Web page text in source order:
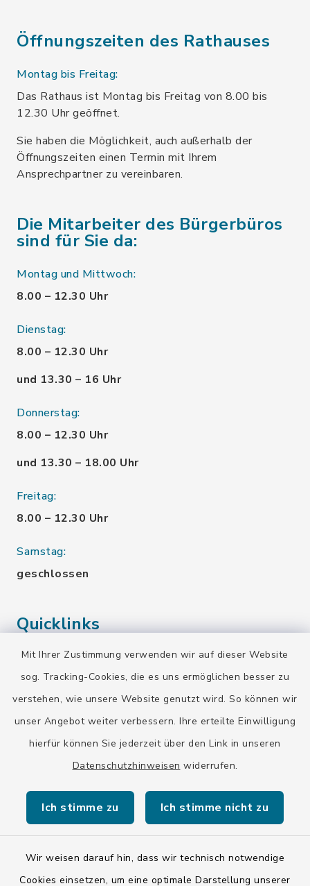
Mit Ihrer Zustimmung verwenden wir auf dieser Website
sog. Tracking-Cookies, die es uns ermöglichen besser zu
verstehen, wie unsere Website genutzt wird. So können wir
unser Angebot weiter verbessern. Ihre erteilte Einwilligung
hierfür können Sie jederzeit über den Link in unseren
Datenschutzhinweisen widerrufen.
Ich stimme zu Ich stimme nicht zu
Wir weisen darauf hin, dass wir technisch notwendige
Cookies einsetzen, um eine optimale Darstellung unserer
Öffnungszeiten des Rathauses
Montag bis Freitag:
Das Rathaus ist Montag bis Freitag von 8.00 bis
12.30 Uhr geöffnet.
Sie haben die Möglichkeit, auch außerhalb der
Öffnungszeiten einen Termin mit Ihrem
Ansprechpartner zu vereinbaren.
Die Mitarbeiter des Bürgerbüros
sind für Sie da:
Montag und Mittwoch:
8.00 – 12.30 Uhr
Dienstag:
8.00 – 12.30 Uhr
und 13.30 – 16 Uhr
Donnerstag:
8.00 – 12.30 Uhr
und 13.30 – 18.00 Uhr
Freitag:
8.00 – 12.30 Uhr
Samstag:
geschlossen
Quicklinks
Landratsamt Bad Tölz-Wolfratshausen
BayernPortal
Kontakt
Barrierefreiheit